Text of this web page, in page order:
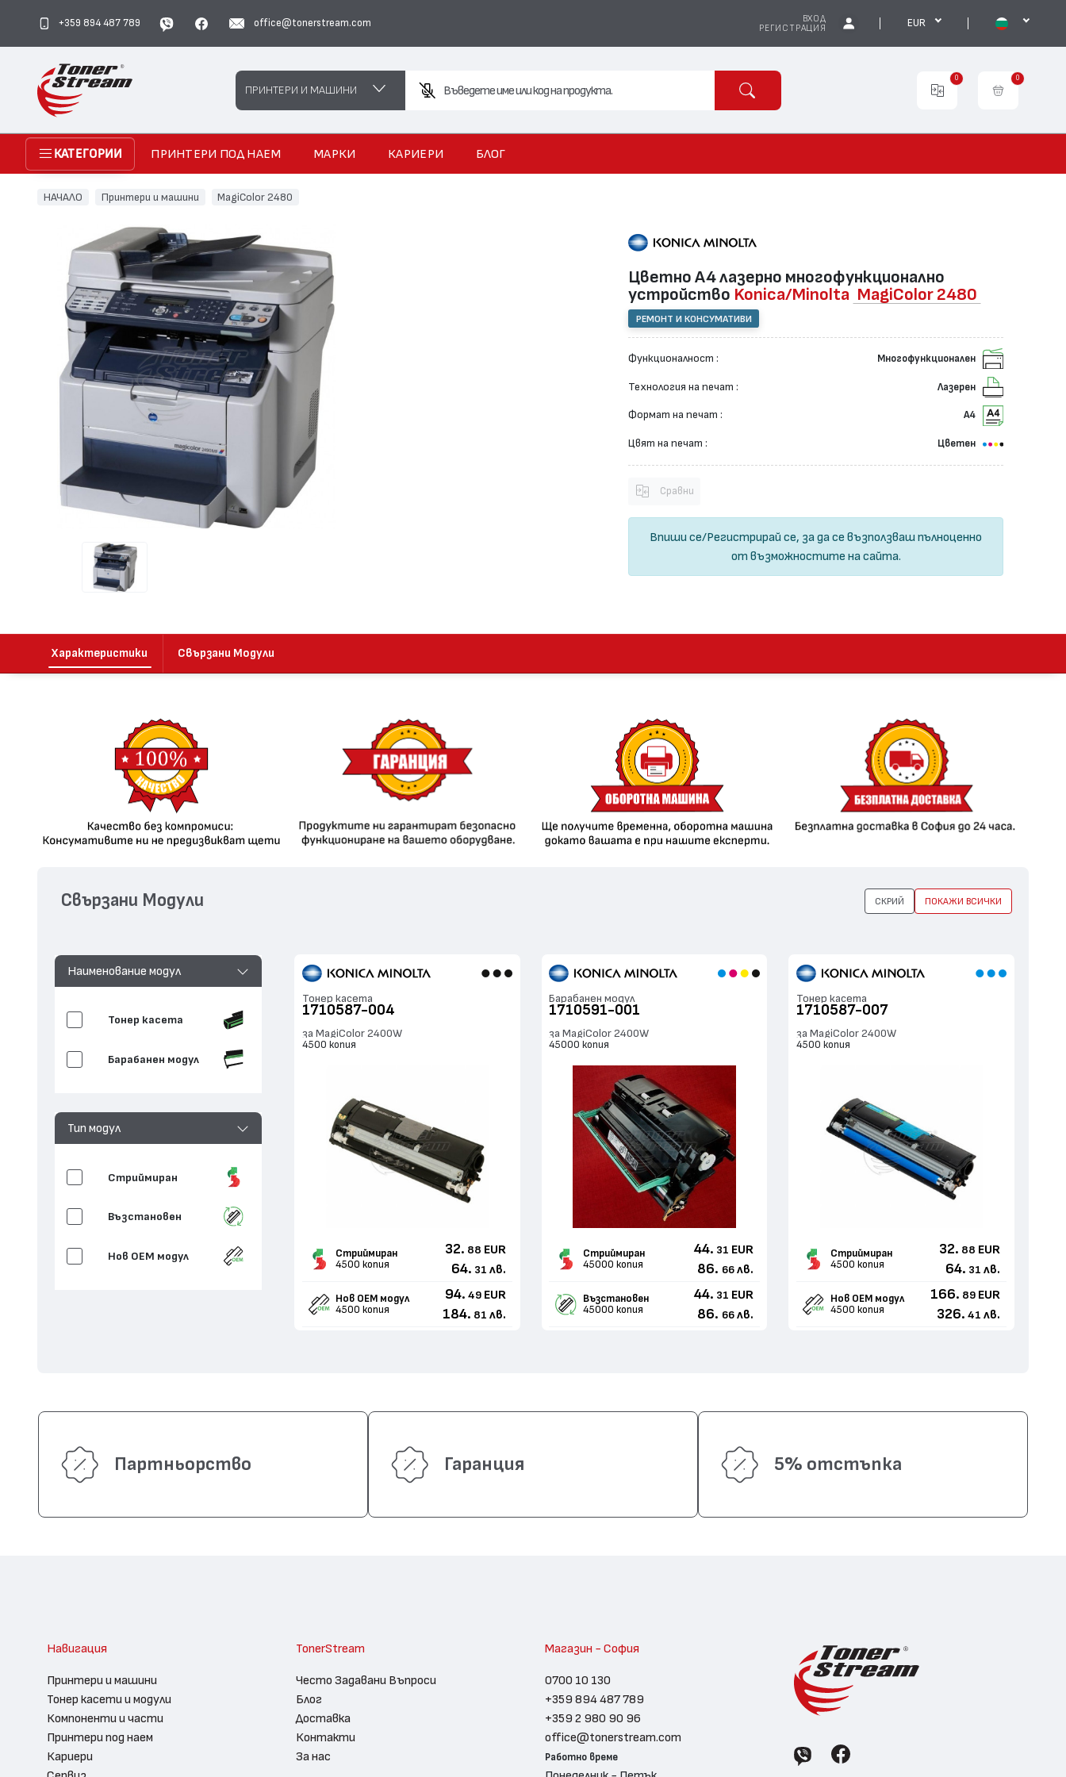
ВХОД
РЕГИСТРАЦИЯ
EUR
+359 894 487 789 office@tonerstream.com
Search
Във
ПРИНТЕРИ И МАШИНИ
0 0
КАТЕГОРИИ ПРИНТЕРИ ПОД НАЕМ МАРКИ КАРИЕРИ БЛОГ
НАЧАЛО Принтери и машини MagiColor 2480
Цветно А4 лазернo многофункционално
устройство Konica/Minolta MagiColor 2480
РЕМОНТ И КОНСУМАТИВИ
Функционалност : Многофункционален
Технология на печат : Лазерен
Формат на печат : А4
Цвят на печат : Цветен
Сравни
Впиши се/Регистрирай се, за да се възползваш пълноценно
от възможностите на сайта.
Характеристики Свързани Модули
Наименование модул
Тонер касета
Барабанен модул
Тип модул
Стриймиран
Възстановен
Нов ОЕМ модул
Тонер касета
1710587-004
за MagiColor 2400W
4500 копия
Стриймиран
4500 копия
32. 88 EUR
64. 31 лв.
Нов ОЕМ модул
4500 копия
94. 49 EUR
184. 81 лв.
Барабанен модул
1710591-001
за MagiColor 2400W
45000 копия
Стриймиран
45000 копия
44. 31 EUR
86. 66 лв.
Възстановен
45000 копия
44. 31 EUR
86. 66 лв.
Тонер касета
1710587-007
за MagiColor 2400W
4500 копия
Стриймиран
4500 копия
32. 88 EUR
64. 31 лв.
Нов ОЕМ модул
4500 копия
166. 89 EUR
326. 41 лв.
Свързани Модули СКРИЙ ПОКАЖИ ВСИЧКИ
Партньорство Гаранция 5% отстъпка
Навигация
Принтери и машини
Тонер касети и модули
Компоненти и части
Принтери под наем
Кариери
TonerStream
Често Задавани Въпроси
Блог
Доставка
Контакти
За нас
Магазин - София
0700 10 130
+359 894 487 789
+359 2 980 90 96
office@tonerstream.com
Работно време